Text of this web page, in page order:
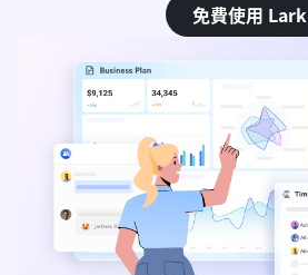
免費使用 Lark
最佳免費商業計畫範本
什麼是商業計畫範本？